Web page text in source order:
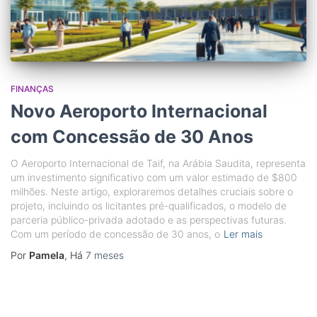
FINANÇAS
Novo Aeroporto Internacional
com Concessão de 30 Anos
O Aeroporto Internacional de Taif, na Arábia Saudita, representa
um investimento significativo com um valor estimado de $800
milhões. Neste artigo, exploraremos detalhes cruciais sobre o
projeto, incluindo os licitantes pré-qualificados, o modelo de
parceria público-privada adotado e as perspectivas futuras.
Com um período de concessão de 30 anos, o Ler mais
Por Pamela, Há 7 meses